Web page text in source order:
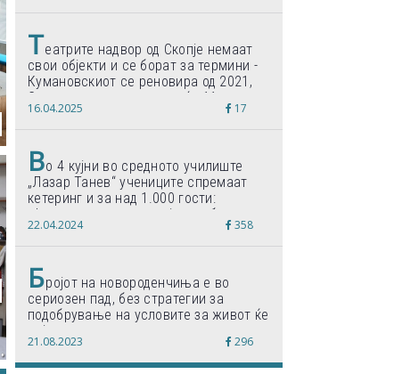
Театрите надвор од Скопје немаат
свои објекти и се борат за термини -
Кумановскиот се реновира од 2021,
Струмичкиот се гради веќе 11 години
16.04.2025 17
Во 4 кујни во средното училиште
„Лазар Танев“ учениците спремаат
кетеринг и за над 1.000 гости:
„Формиравме компанија и работиме
по светски стандарди“
22.04.2024 358
Бројот на новороденчиња е во
сериозен пад, без стратегии за
подобрување на условите за живот ќе
дојде до затворање на училишта,
предупредуваат експертите
21.08.2023 296